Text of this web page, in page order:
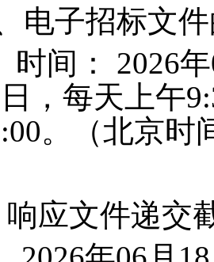
电子招标文
时间： 2026
，每天上午
。（北京时
响应文件递交